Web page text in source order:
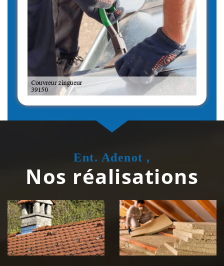
Ent. Adenot ,
Nos réalisations
Couvreur
zingueur 39
Jura
Isolation de
toiture 39
Jura